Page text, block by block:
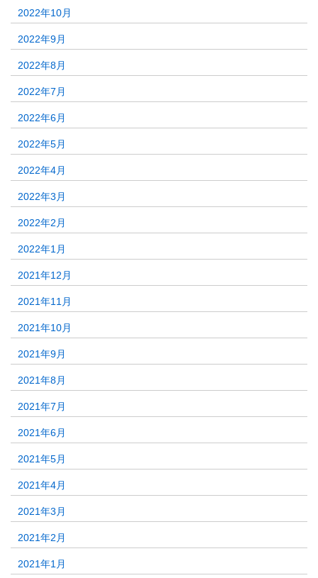
2022年10月
2022年9月
2022年8月
2022年7月
2022年6月
2022年5月
2022年4月
2022年3月
2022年2月
2022年1月
2021年12月
2021年11月
2021年10月
2021年9月
2021年8月
2021年7月
2021年6月
2021年5月
2021年4月
2021年3月
2021年2月
2021年1月